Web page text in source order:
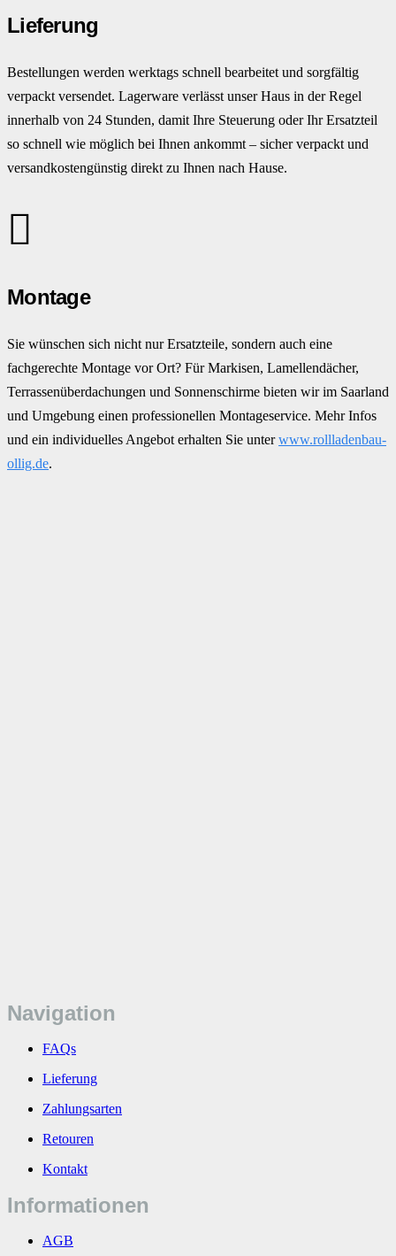
Lieferung
Bestellungen werden werktags schnell bearbeitet und sorgfältig
verpackt versendet. Lagerware verlässt unser Haus in der Regel
innerhalb von 24 Stunden, damit Ihre Steuerung oder Ihr Ersatzteil
so schnell wie möglich bei Ihnen ankommt – sicher verpackt und
versandkostengünstig direkt zu Ihnen nach Hause.
Montage
Sie wünschen sich nicht nur Ersatzteile, sondern auch eine
fachgerechte Montage vor Ort? Für Markisen, Lamellendächer,
Terrassenüberdachungen und Sonnenschirme bieten wir im Saarland
und Umgebung einen professionellen Montageservice. Mehr Infos
und ein individuelles Angebot erhalten Sie unterwww.rollladenbau-
ollig.de.
Navigation
FAQs
Lieferung
Zahlungsarten
Retouren
Kontakt
Informationen
AGB